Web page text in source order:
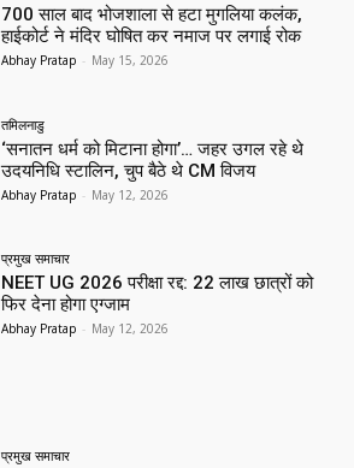
700 साल बाद भोजशाला से हटा मुगलिया कलंक,
हाईकोर्ट ने मंदिर घोषित कर नमाज पर लगाई रोक
Abhay Pratap - May 15, 2026
तमिलनाडु
‘सनातन धर्म को मिटाना होगा’… जहर उगल रहे थे
उदयनिधि स्टालिन, चुप बैठे थे CM विजय
Abhay Pratap - May 12, 2026
प्रमुख समाचार‎
NEET UG 2026 परीक्षा रद्द: 22 लाख छात्रों को
फिर देना होगा एग्जाम
Abhay Pratap - May 12, 2026
प्रमुख समाचार‎